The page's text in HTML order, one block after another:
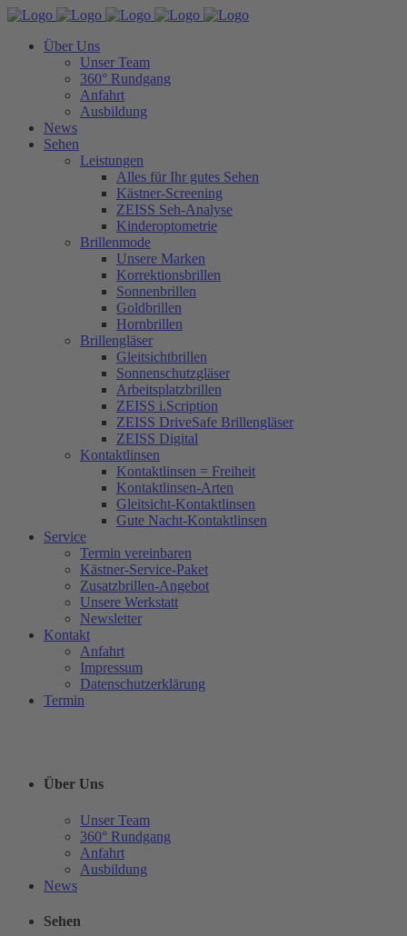
Über Uns
Unser Team
360° Rundgang
Anfahrt
Ausbildung
News
Sehen
Leistungen
Alles für Ihr gutes Sehen
Kästner-Screening
ZEISS Seh-Analyse
Kinderoptometrie
Brillenmode
Unsere Marken
Korrektionsbrillen
Sonnenbrillen
Goldbrillen
Hornbrillen
Brillengläser
Gleitsichtbrillen
Sonnenschutzgläser
Arbeitsplatzbrillen
ZEISS i.Scription
ZEISS DriveSafe Brillengläser
ZEISS Digital
Kontaktlinsen
Kontaktlinsen = Freiheit
Kontaktlinsen-Arten
Gleitsicht-Kontaktlinsen
Gute Nacht-Kontaktlinsen
Service
Termin vereinbaren
Kästner-Service-Paket
Zusatzbrillen-Angebot
Unsere Werkstatt
Newsletter
Kontakt
Anfahrt
Impressum
Datenschutzerklärung
Termin
Über Uns
Unser Team
360° Rundgang
Anfahrt
Ausbildung
News
Sehen